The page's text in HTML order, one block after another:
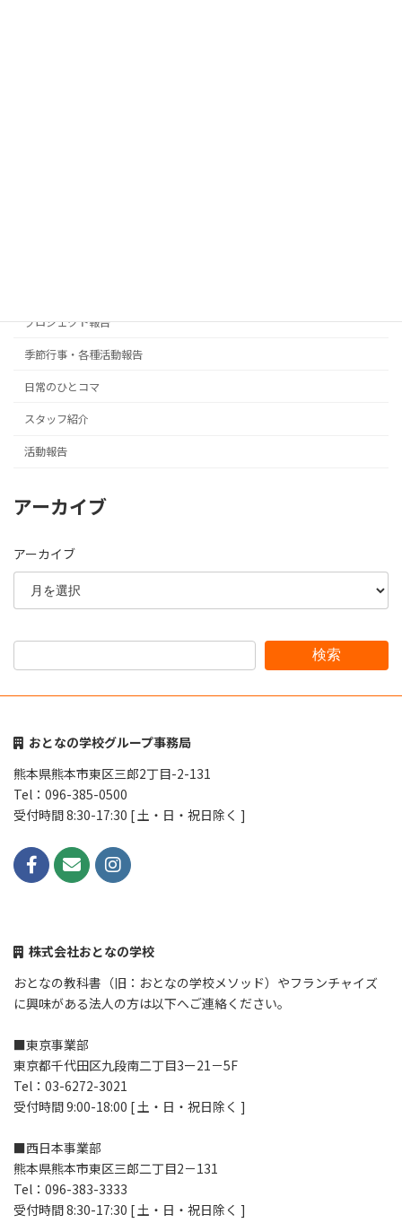
プロジェクト報告
季節行事・各種活動報告
日常のひとコマ
スタッフ紹介
活動報告
アーカイブ
アーカイブ
検索
おとなの学校グループ事務局
熊本県熊本市東区三郎2丁目-2-131
Tel：096-385-0500
受付時間 8:30-17:30 [ 土・日・祝日除く ]
株式会社おとなの学校
おとなの教科書（旧：おとなの学校メソッド）やフランチャイズ
に興味がある法人の方は以下へご連絡ください。
■東京事業部
東京都千代田区九段南二丁目3ー21－5F
Tel：03-6272-3021
受付時間 9:00-18:00 [ 土・日・祝日除く ]
■西日本事業部
熊本県熊本市東区三郎二丁目2－131
Tel：096-383-3333
受付時間 8:30-17:30 [ 土・日・祝日除く ]